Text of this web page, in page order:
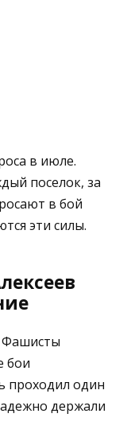
в июле.
поселок, за
в бой
эти силы.
Фашисты
бои
проходил один
держали